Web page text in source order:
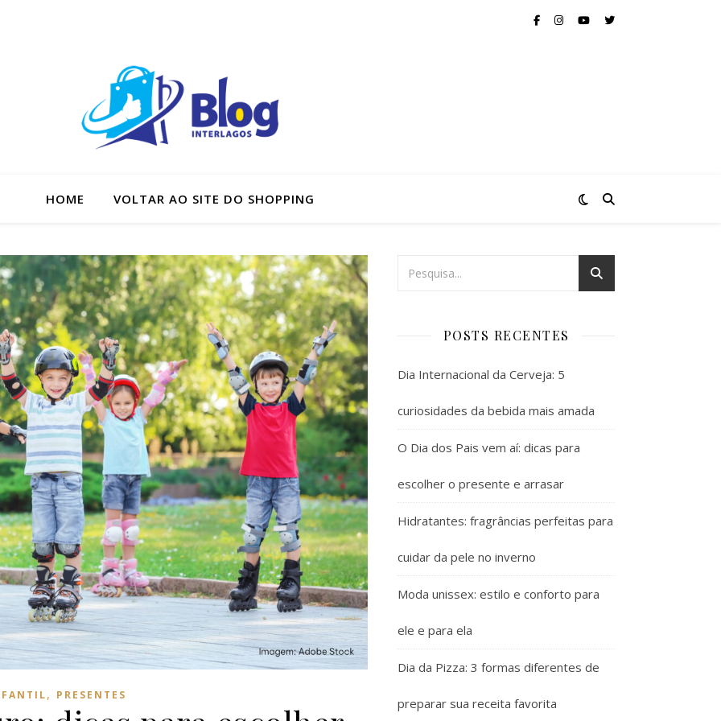
HOME VOLTAR AO SITE DO SHOPPING
, PRESENTES
POSTS RECENTES
Dia Internacional da Cerveja: 5
curiosidades da bebida mais amada
O Dia dos Pais vem aí: dicas para
escolher o presente e arrasar
Hidratantes: fragrâncias perfeitas para
cuidar da pele no inverno
Moda unissex: estilo e conforto para
ele e para ela
Dia da Pizza: 3 formas diferentes de
preparar sua receita favorita